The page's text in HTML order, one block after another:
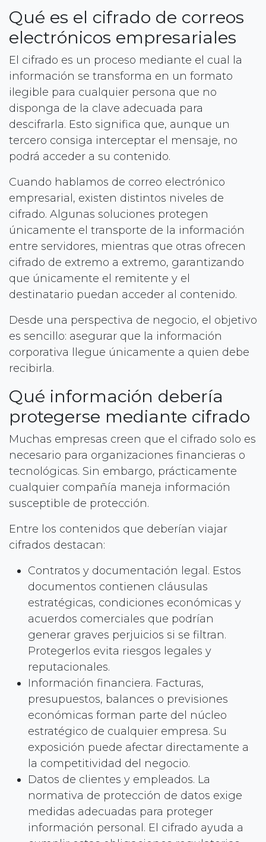
Qué es el cifrado de correos
electrónicos empresariales
El cifrado es un proceso mediante el cual la
información se transforma en un formato
ilegible para cualquier persona que no
disponga de la clave adecuada para
descifrarla. Esto significa que, aunque un
tercero consiga interceptar el mensaje, no
podrá acceder a su contenido.
Cuando hablamos de correo electrónico
empresarial, existen distintos niveles de
cifrado. Algunas soluciones protegen
únicamente el transporte de la información
entre servidores, mientras que otras ofrecen
cifrado de extremo a extremo, garantizando
que únicamente el remitente y el
destinatario puedan acceder al contenido.
Desde una perspectiva de negocio, el objetivo
es sencillo: asegurar que la información
corporativa llegue únicamente a quien debe
recibirla.
Qué información debería
protegerse mediante cifrado
Muchas empresas creen que el cifrado solo es
necesario para organizaciones financieras o
tecnológicas. Sin embargo, prácticamente
cualquier compañía maneja información
susceptible de protección.
Entre los contenidos que deberían viajar
cifrados destacan:
Contratos y documentación legal. Estos
documentos contienen cláusulas
estratégicas, condiciones económicas y
acuerdos comerciales que podrían
generar graves perjuicios si se filtran.
Protegerlos evita riesgos legales y
reputacionales.
Información financiera. Facturas,
presupuestos, balances o previsiones
económicas forman parte del núcleo
estratégico de cualquier empresa. Su
exposición puede afectar directamente a
la competitividad del negocio.
Datos de clientes y empleados. La
normativa de protección de datos exige
medidas adecuadas para proteger
información personal. El cifrado ayuda a